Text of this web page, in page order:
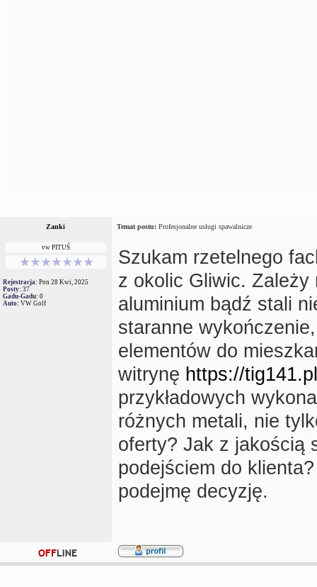
Zanki Temat postu: Profesjonalne usługi spawalnicze
vw PITUŚ
Rejestracja: Pon 28 Kwi, 2025
Posty: 37
Gadu-Gadu: 0
Auto: VW Golf
Szukam rzetelnego
z okolic Gliwic. Zależy
aluminium bądź stali
staranne
elementów do
witrynę https://
przykładowych
różnych metali, nie
oferty? Jak z jakością
podejściem do
podejmę decyzję.